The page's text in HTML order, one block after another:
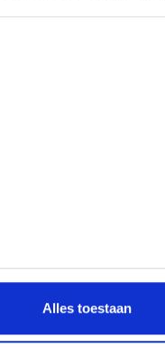
Alles toestaan